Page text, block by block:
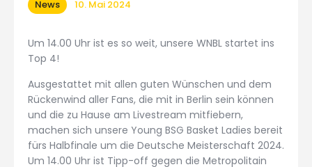
Links
News 10. Mai 2024
Um 14.00 Uhr ist es so weit, unsere WNBL startet ins
Top 4!
Ausgestattet mit allen guten Wünschen und dem
Rückenwind aller Fans, die mit in Berlin sein können
und die zu Hause am Livestream mitfiebern,
machen sich unsere Young BSG Basket Ladies bereit
fürs Halbfinale um die Deutsche Meisterschaft 2024.
Um 14.00 Uhr ist Tipp-off gegen die Metropolitain